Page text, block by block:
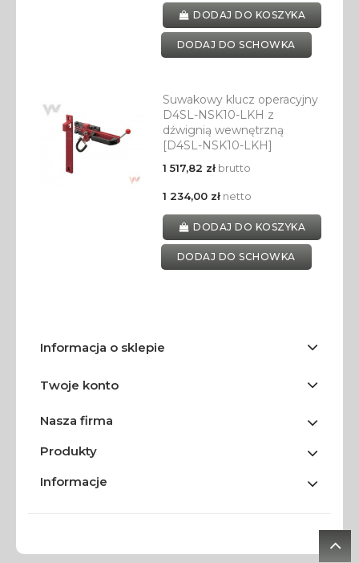
DODAJ DO KOSZYKA
DODAJ DO SCHOWKA
Suwakowy klucz operacyjny
D4SL-NSK10-LKH z
dźwignią wewnętrzną
[D4SL-NSK10-LKH]
1 517,82 złbrutto
1 234,00 złnetto
DODAJ DO KOSZYKA
DODAJ DO SCHOWKA
Informacja o sklepie
Twoje konto
Nasza firma
Produkty
Informacje